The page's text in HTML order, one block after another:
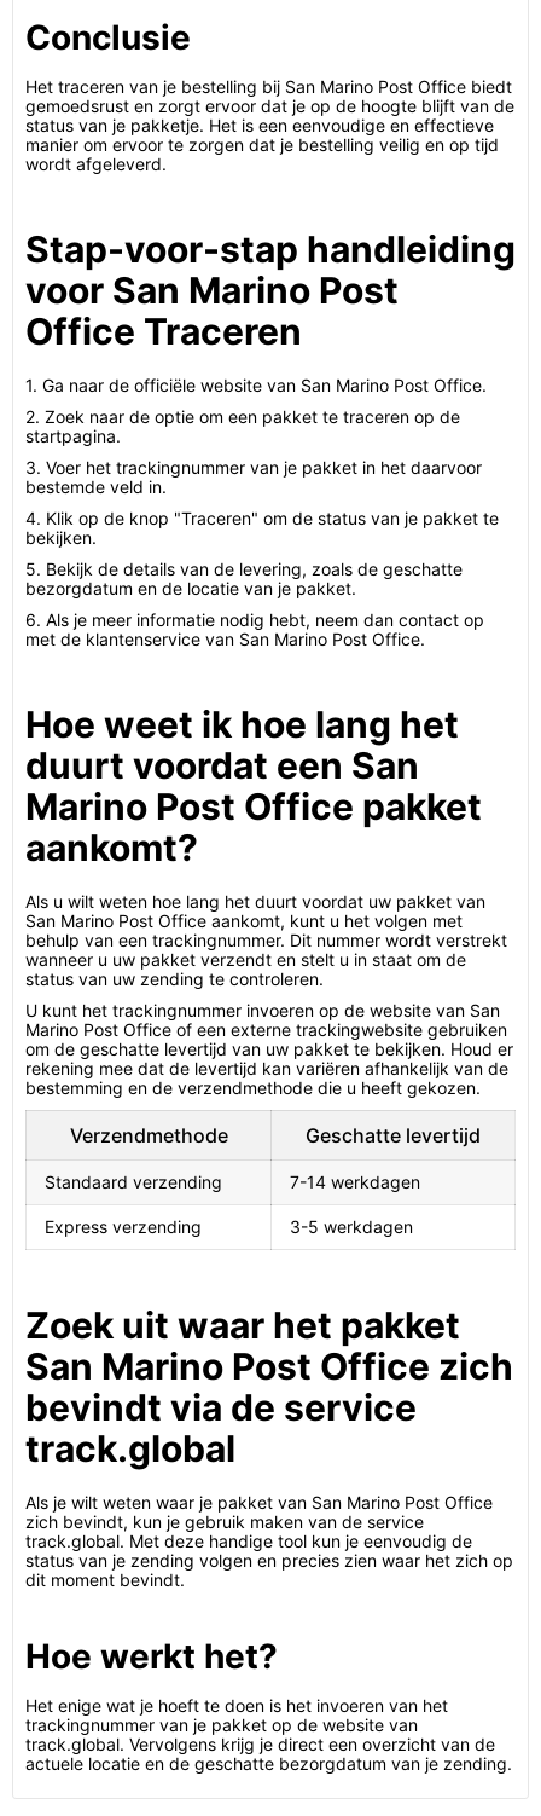
Conclusie
Het traceren van je bestelling bij San Marino Post Office biedt
gemoedsrust en zorgt ervoor dat je op de hoogte blijft van de
status van je pakketje. Het is een eenvoudige en effectieve
manier om ervoor te zorgen dat je bestelling veilig en op tijd
wordt afgeleverd.
Stap-voor-stap handleiding
voor San Marino Post
Office Traceren
1. Ga naar de officiële website van San Marino Post Office.
2. Zoek naar de optie om een pakket te traceren op de
startpagina.
3. Voer het trackingnummer van je pakket in het daarvoor
bestemde veld in.
4. Klik op de knop "Traceren" om de status van je pakket te
bekijken.
5. Bekijk de details van de levering, zoals de geschatte
bezorgdatum en de locatie van je pakket.
6. Als je meer informatie nodig hebt, neem dan contact op
met de klantenservice van San Marino Post Office.
Hoe weet ik hoe lang het
duurt voordat een San
Marino Post Office pakket
aankomt?
Als u wilt weten hoe lang het duurt voordat uw pakket van
San Marino Post Office aankomt, kunt u het volgen met
behulp van een trackingnummer. Dit nummer wordt verstrekt
wanneer u uw pakket verzendt en stelt u in staat om de
status van uw zending te controleren.
U kunt het trackingnummer invoeren op de website van San
Marino Post Office of een externe trackingwebsite gebruiken
om de geschatte levertijd van uw pakket te bekijken. Houd er
rekening mee dat de levertijd kan variëren afhankelijk van de
bestemming en de verzendmethode die u heeft gekozen.
Verzendmethode Geschatte levertijd
Standaard verzending 7-14 werkdagen
Express verzending 3-5 werkdagen
Zoek uit waar het pakket
San Marino Post Office zich
bevindt via de service
track.global
Als je wilt weten waar je pakket van San Marino Post Office
zich bevindt, kun je gebruik maken van de service
track.global. Met deze handige tool kun je eenvoudig de
status van je zending volgen en precies zien waar het zich op
dit moment bevindt.
Hoe werkt het?
Het enige wat je hoeft te doen is het invoeren van het
trackingnummer van je pakket op de website van
track.global. Vervolgens krijg je direct een overzicht van de
actuele locatie en de geschatte bezorgdatum van je zending.